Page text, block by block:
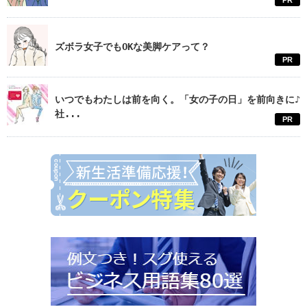
ズボラ女子でもOKな美脚ケアって？
PR
いつでもわたしは前を向く。「女の子の日」を前向きに♪
社...
PR